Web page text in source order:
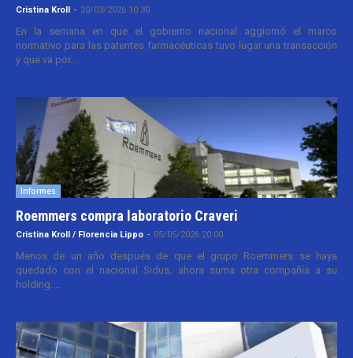
Cristina Kroll - 20/03/2026 10:30
En la semana en que el gobierno nacional aggiornó el marco
normativo para las patentes farmacéuticas tuvo lugar una transacción
y que va por...
Informes
Roemmers compra laboratorio Craveri
Cristina Kroll / Florencia Lippo - 05/05/2026 20:00
Menos de un año después de que el grupo Roemmers se haya
quedado con el nacional Sidus, ahora suma otra compañía a su
holding....